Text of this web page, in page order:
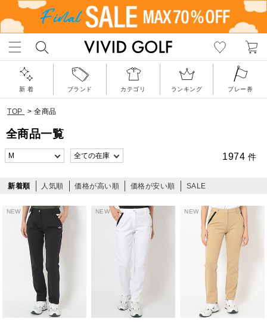
新 着 ブランド カテゴリ ランキング プレー券
TOP > 全商品
全商品一覧
1974 件
新着順 人気順 価格が高い順 価格が安い順 SALE
NEW NEW NEW